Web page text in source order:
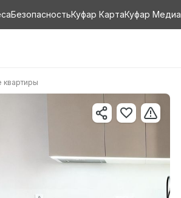
БезопасностьКуфар КартаКуфар Медиа
квартиры